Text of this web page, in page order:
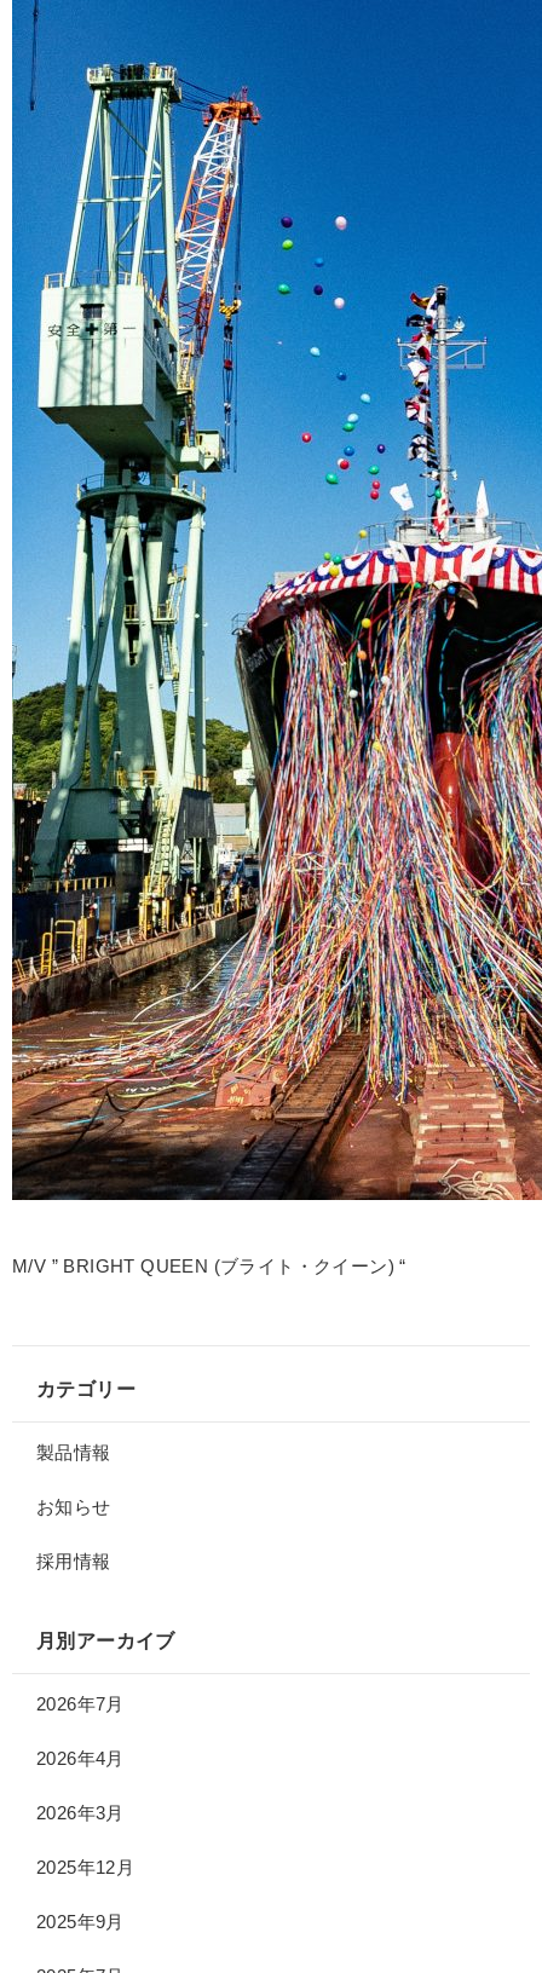
M/V ” BRIGHT QUEEN (ブライト・クイーン) “
カテゴリー
製品情報
お知らせ
採用情報
月別アーカイブ
2026年7月
2026年4月
2026年3月
2025年12月
2025年9月